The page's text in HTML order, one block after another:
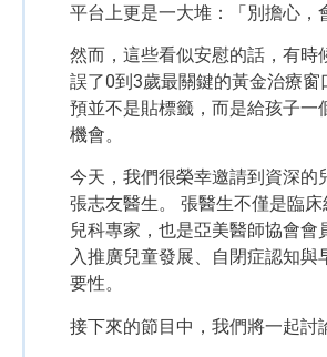
平台上更是一大堆：「別擔心，
然而，這些看似安慰的話，有時
誤了0到3歲最關鍵的黃金治療窗
預並不是貼標籤，而是給孩子一
機會。
今天，我們很榮幸邀請到資深
張志友醫生。 張醫生不僅是臨
兒科專家，也是亞美醫師協會會
入推廣兒童發展、自閉症認知與
要性。
接下來的節目中，我們將一起討